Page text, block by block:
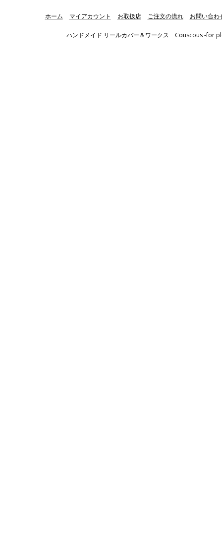
ホーム マイアカウント お取扱店 ご注文の流れ お問い合わ
ハンドメイド リールカバー＆ワークス Couscous -for